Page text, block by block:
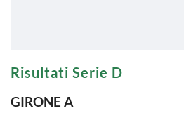
Risultati Serie D
GIRONE A